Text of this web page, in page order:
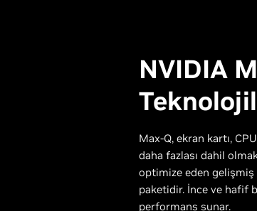
NVIDIA
Max-Q, ekran kartı,
daha fazlası dahil
optimize eden
paketidir. İnce ve hafif
performans sunar.